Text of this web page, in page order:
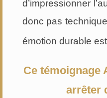
d’impressionner
donc pas
émotion durable
Ce témoignage
arrêter